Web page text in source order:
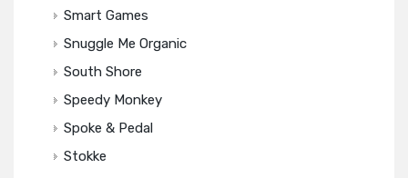
Smart Games
Snuggle Me Organic
South Shore
Speedy Monkey
Spoke & Pedal
Stokke